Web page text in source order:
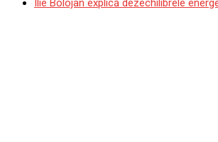
Ilie Bolojan explică dezechilibrele